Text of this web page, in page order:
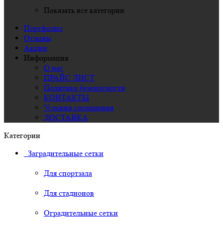
Показать все категории
Портфолио
Отзывы
Акции
Информация
О нас
ПРАЙС ЛИСТ
Политика безопасности
КОНТАКТЫ
Условия соглашения
ДОСТАВКА
Категории
Заградительные сетки
Для спортзала
Для стадионов
Оградительные сетки